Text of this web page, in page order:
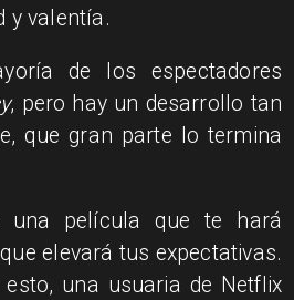
y valentía.
de los espectadores
, pero hay un desarrollo tan
que gran parte lo termina
una película que te hará
elevará tus expectativas.
esto, una usuaria de Netflix